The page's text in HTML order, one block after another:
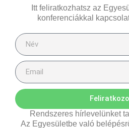
Itt feliratkozhatsz az
konferenciákkal
Rendszeres hírlevelünket
Az Egyesületbe való